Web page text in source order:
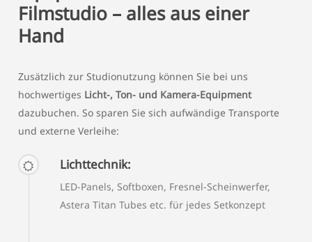
Filmstudio – alles aus einer
Hand
Zusätzlich zur Studionutzung können Sie bei uns
hochwertiges Licht-, Ton- und Kamera-Equipment
dazubuchen. So sparen Sie sich aufwändige Transporte
und externe Verleihe:
Lichttechnik:
LED-Panels, Softboxen, Fresnel-Scheinwerfer,
Astera Titan Tubes etc. für jedes Setkonzept